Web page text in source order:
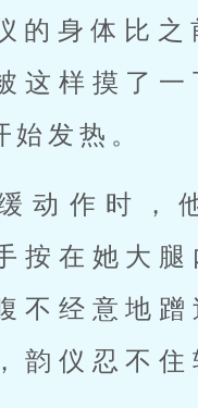
这样摸了一
始发热。
按在她大腿
不经意地蹭
韵仪忍不住